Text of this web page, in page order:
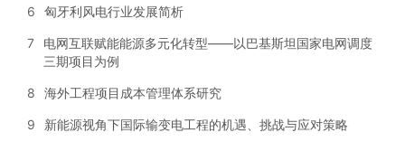
6 匈牙利风电行业发展简析
7
电网互联赋能能源多元化转型——以巴基斯坦国家电网调度
三期项目为例
8 海外工程项目成本管理体系研究
9 新能源视角下国际输变电工程的机遇、挑战与应对策略